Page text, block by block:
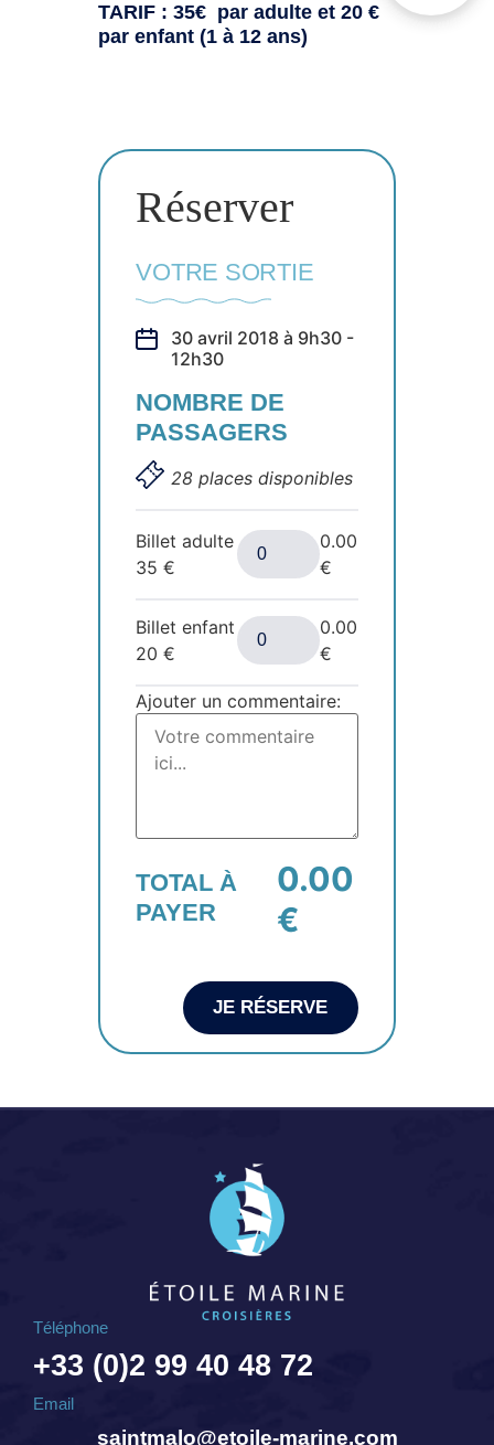
TARIF : 35€ par adulte et 20 €
par enfant (1 à 12 ans)
Réserver
VOTRE SORTIE
30 avril 2018 à 9h30 -
12h30
NOMBRE DE
PASSAGERS
28 places disponibles
Billet adulte
35€
0.00
€
Billet enfant
20€
0.00
€
Ajouter un commentaire:
TOTAL À
PAYER
0.00
€
JE RÉSERVE
Téléphone
+33 (0)2 99 40 48 72
Email
saintmalo@etoile-marine.com